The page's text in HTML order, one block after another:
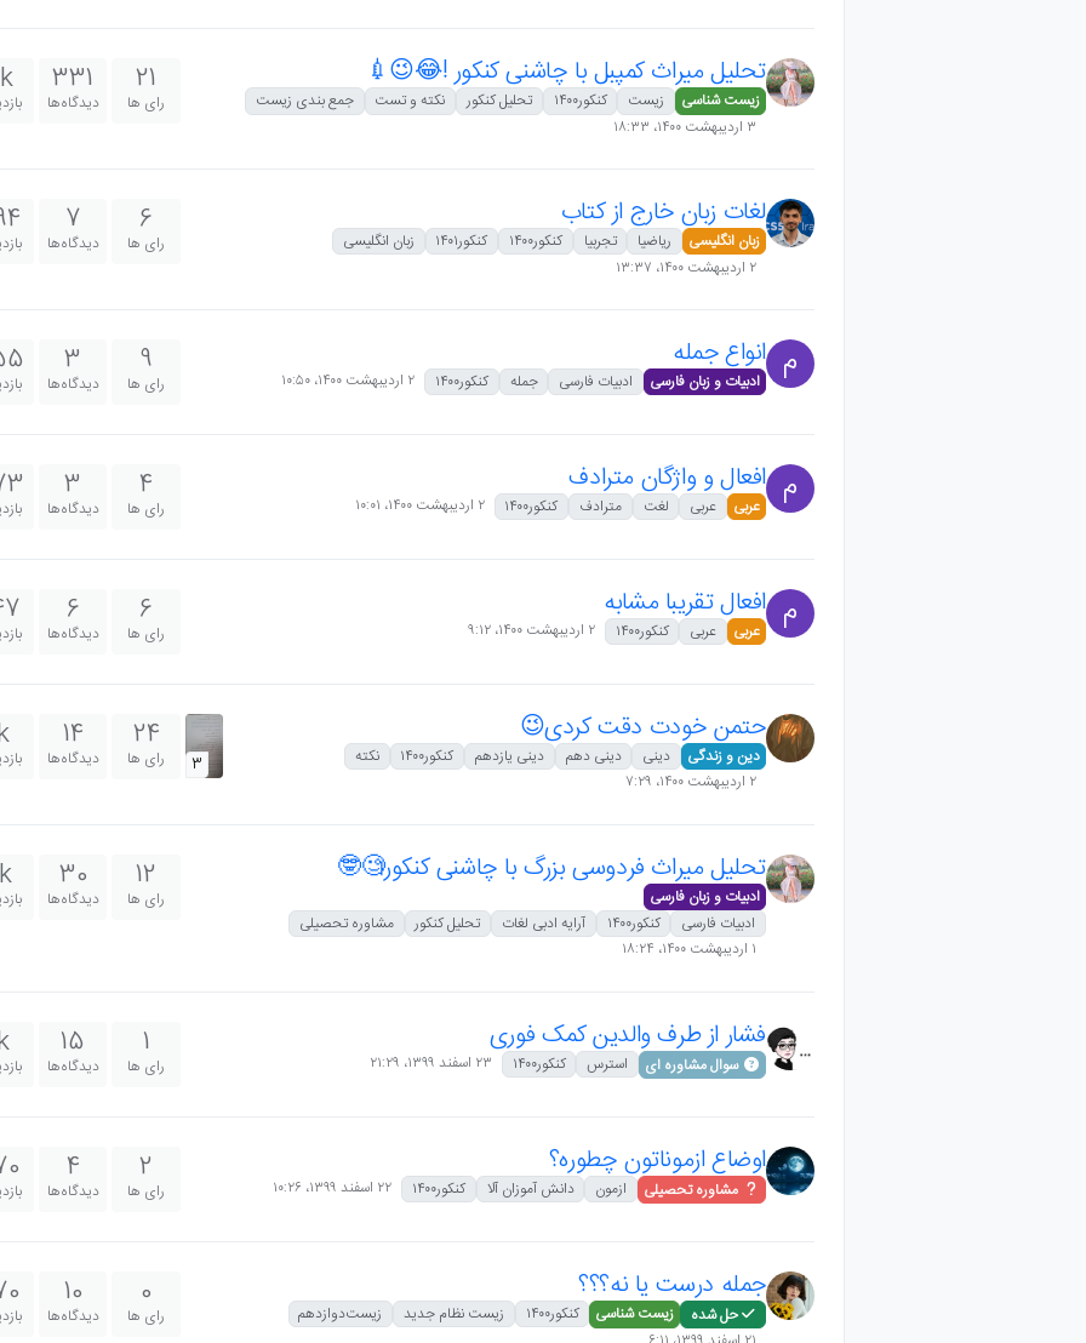
تحلیل میراث کمپبل با چاشنی کنکور !😂😉💉
زیست شناسی زیست کنکور۱۴۰۰ تحلیل کنکور نکته و تست
جمع بندی زیست
۳ اردیبهشت ۱۴۰۰،‏ ۱۸:۳۳
21
رای ها
331
دیدگاه‌ها
لغات زبان خارج از کتاب
زبان انگلیسی ریاضیا تجربیا کنکور۱۴۰۰ کنکور۱۴۰۱
زبان انگلیسی
۲ اردیبهشت ۱۴۰۰،‏ ۱۳:۳۷
6
رای ها
7
دیدگاه‌ها
م انواع جمله
ادبیات و زبان فارسی ادبیات فارسی جمله کنکور۱۴۰۰ ۲ اردیبهشت ۱۴۰۰،‏ ۱۰:۵۰
9
رای ها
3
دیدگاه‌ها
م افعال و واژگان مترادف
عربی عربی لغت مترادف کنکور۱۴۰۰ ۲ اردیبهشت ۱۴۰۰،‏ ۱۰:۰۱
4
رای ها
3
دیدگاه‌ها
م افعال تقریبا مشابه
عربی عربی کنکور۱۴۰۰ ۲ اردیبهشت ۱۴۰۰،‏ ۹:۱۲
6
رای ها
6
دیدگاه‌ها
حتمن خودت دقت کردی😉
دین و زندگی دینی دینی دهم دینی یازدهم کنکور۱۴۰۰
نکته
۲ اردیبهشت ۱۴۰۰،‏ ۷:۲۹
3
24
رای ها
14
دیدگاه‌ها
تحلیل میراث فردوسی بزرگ با چاشنی کنکور🧐🤓
ادبیات و زبان فارسی
ادبیات فارسی
کنکور۱۴۰۰ آرایه ادبی لغات تحلیل کنکور
مشاوره تحصیلی
۱ اردیبهشت ۱۴۰۰،‏ ۱۸:۲۴
12
رای ها
30
دیدگاه‌ها
فشار از طرف والدین کمک فوری
سوال مشاوره ای استرس کنکور۱۴۰۰ ۲۳ اسفند ۱۳۹۹،‏ ۲۱:۲۹
1
رای ها
15
دیدگاه‌ها
اوضاع ازموناتون چطوره؟
مشاوره تحصیلی ازمون دانش آموزان آلا کنکور۱۴۰۰ ۲۲ اسفند ۱۳۹۹،‏ ۱۰:۲۶
2
رای ها
4
دیدگاه‌ها
جمله درست یا نه؟؟؟
حل شده زیست شناسی کنکور۱۴۰۰ زیست نظام جدید
زیست‌دوازدهم
0
رای ها
10
دیدگاه‌ها